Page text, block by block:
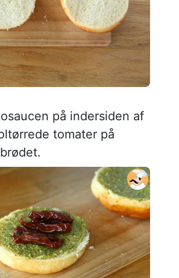
på indersiden af
tomater på